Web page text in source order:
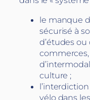
le manque
sécurisé à
d’études ou
culture ;
vélo dans